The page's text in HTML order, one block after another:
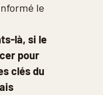
le
là, si le
pour
clés du